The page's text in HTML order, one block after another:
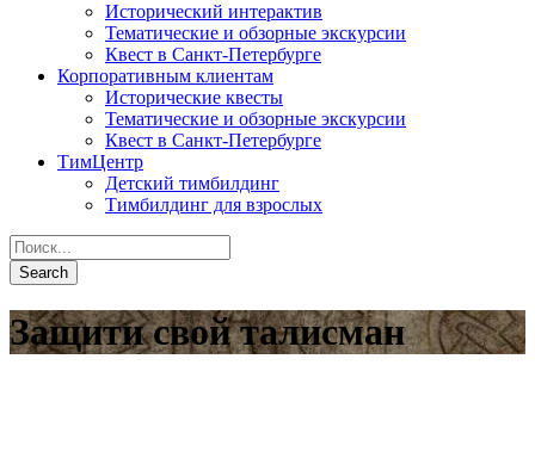
Исторический интерактив
Тематические и обзорные экскурсии
Квест в Санкт-Петербурге
Корпоративным клиентам
Исторические квесты
Тематические и обзорные экскурсии
Квест в Санкт-Петербурге
ТимЦентр
Детский тимбилдинг
Тимбилдинг для взрослых
Защити свой талисман